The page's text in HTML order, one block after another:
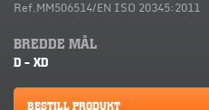
Ref.MM506514/EN ISO 20345:2011
BREDDE MÅL
D - XD
BESTILL PRODUKT